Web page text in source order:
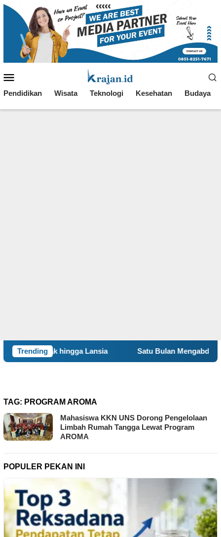
Loncat
Mobile
Pendidikan Wisata Teknologi Kesehatan Budaya
Trending
hingga Lansia Satu Bulan Mengabdi, BBK 8
TAG: PROGRAM AROMA
Mahasiswa KKN UNS Dorong Pengelolaan
Limbah Rumah Tangga Lewat Program
AROMA
POPULER PEKAN INI